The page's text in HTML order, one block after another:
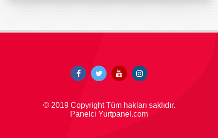
© 2019 Copyright Tüm hakları saklıdır.
Panelci Yurtpanel.com